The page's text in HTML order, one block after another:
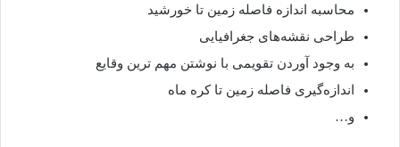
محاسبه اندازه فاصله زمین تا خورشید
طراحی نقشه‌های جغرافیایی
به وجود آوردن تقویمی با نوشتن مهم ترین وقایع
اندازه‌گیری فاصله زمین تا کره ماه
و…